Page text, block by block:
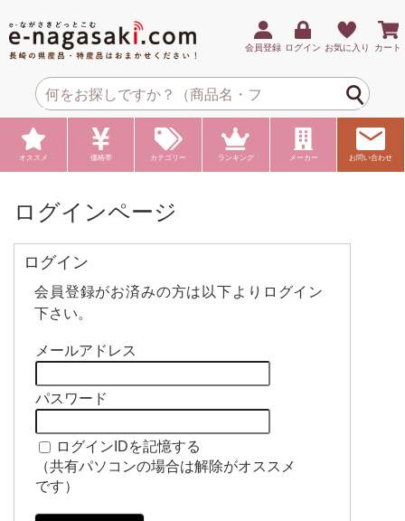
会員登録 ログイン お気に入り カート
オススメ 価格帯 カテゴリー ランキング メーカー お問い合わせ
ログインページ
ログイン
会員登録がお済みの方は以下よりログイン
下さい。
メールアドレス
パスワード
ログインIDを記憶する
（共有パソコンの場合は解除がオススメ
です）